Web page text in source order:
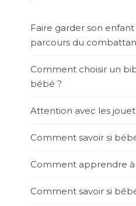
Faire garder son
parcours du
Comment choisir un
bébé ?
Attention avec les
Comment savoir si
Comment apprendre
Comment savoir si